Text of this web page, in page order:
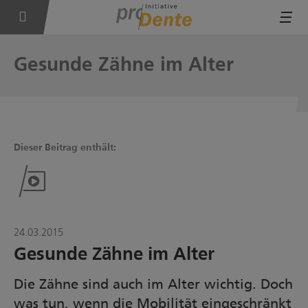
Gesunde Zähne im Alter
Dieser Beitrag enthält:
24.03.2015
Gesunde Zähne im Alter
Die Zähne sind auch im Alter wichtig. Doch
was tun, wenn die Mobilität eingeschränkt